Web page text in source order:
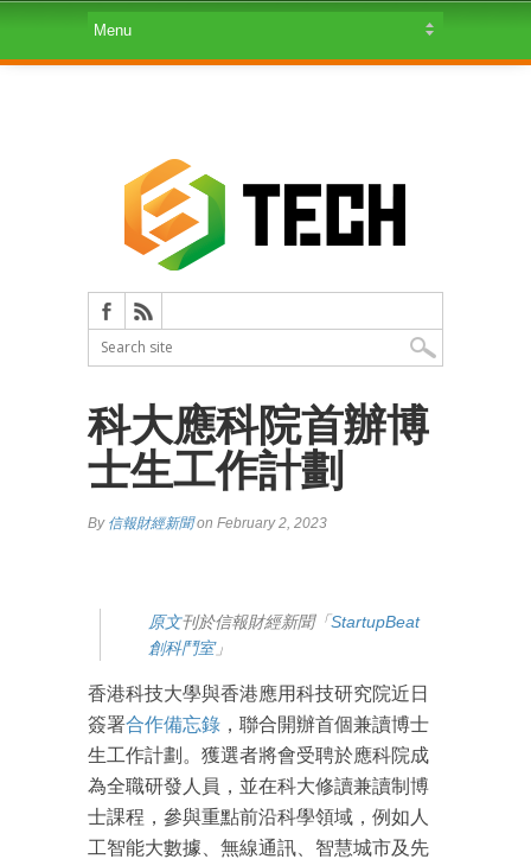
科大應科院首辦博
士生工作計劃
By 信報財經新聞on February 2, 2023
原文刊於信報財經新聞「StartupBeat
創科鬥室」
香港科技大學與香港應用科技研究院近日
簽署合作備忘錄 ，聯合開辦首個兼讀博士
生工作計劃。獲選者將會受聘於應科院成
為全職研發人員，並在科大修讀兼讀制博
士課程，參與重點前沿科學領域，例如人
工智能大數據、無線通訊、智慧城市及先